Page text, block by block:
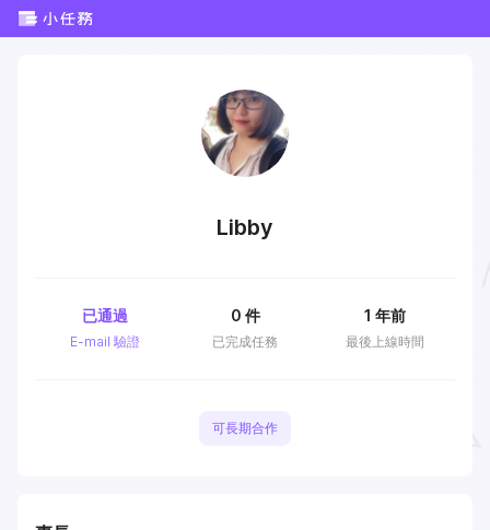
Libby
E-mail 驗證
已通過
已完成任務
0 件
最後上線時間
1 年前
可長期合作